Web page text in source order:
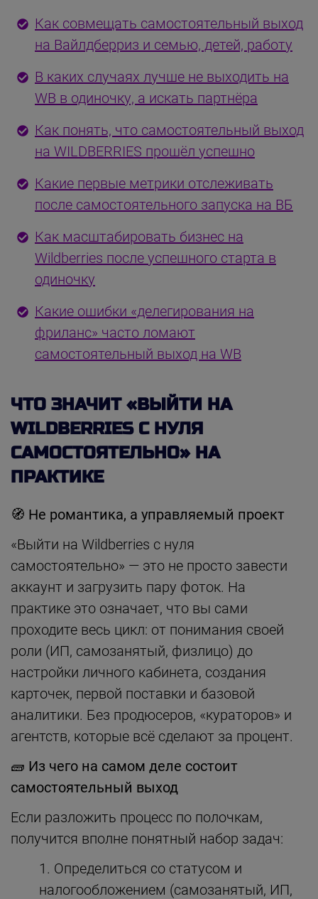
Как совмещать самостоятельный выход
на Вайлдберриз и семью, детей, работу
В каких случаях лучше не выходить на
WB в одиночку, а искать партнёра
Как понять, что самостоятельный выход
на WILDBERRIES прошёл успешно
Какие первые метрики отслеживать
после самостоятельного запуска на ВБ
Как масштабировать бизнес на
Wildberries после успешного старта в
одиночку
Какие ошибки «делегирования на
фриланс» часто ломают
самостоятельный выход на WB
ЧТО ЗНАЧИТ «ВЫЙТИ НА
WILDBERRIES С НУЛЯ
САМОСТОЯТЕЛЬНО» НА
ПРАКТИКЕ
🧭 Не романтика, а управляемый проект
«Выйти на Wildberries с нуля
самостоятельно» — это не просто завести
аккаунт и загрузить пару фоток. На
практике это означает, что вы сами
проходите весь цикл: от понимания своей
роли (ИП, самозанятый, физлицо) до
настройки личного кабинета, создания
карточек, первой поставки и базовой
аналитики. Без продюсеров, «кураторов» и
агентств, которые всё сделают за процент.
🧱 Из чего на самом деле состоит
самостоятельный выход
Если разложить процесс по полочкам,
получится вполне понятный набор задач:
Определиться со статусом и
налогообложением (самозанятый, ИП,